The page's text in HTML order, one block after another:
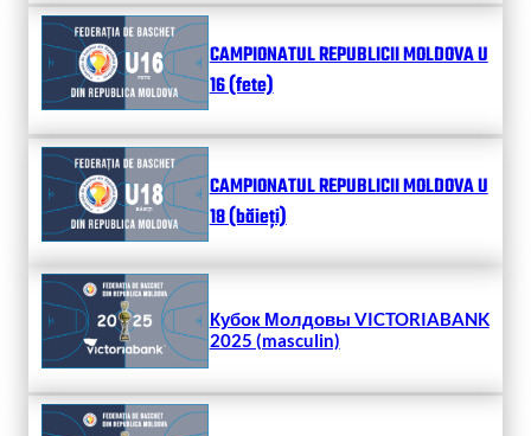
CAMPIONATUL REPUBLICII MOLDOVA U
16 (fete)
CAMPIONATUL REPUBLICII MOLDOVA U
18 (băieți)
Кубок Молдовы VICTORIABANK
2025 (masculin)